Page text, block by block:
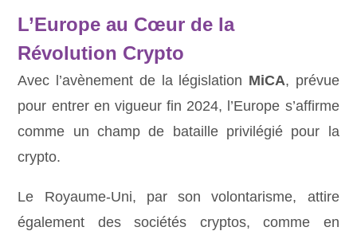
L’Europe au Cœur de la
Révolution Crypto
Avec l’avènement de la législation MiCA, prévue
pour entrer en vigueur fin 2024, l’Europe s’affirme
comme un champ de bataille privilégié pour la
crypto.
Le Royaume-Uni, par son volontarisme, attire
également des sociétés cryptos, comme en